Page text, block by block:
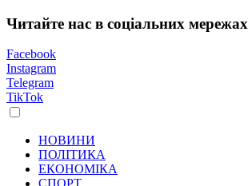
Читайте нас в соціальних мережах
Facebook
Instagram
Telegram
TikTok
НОВИНИ
ПОЛІТИКА
ЕКОНОМІКА